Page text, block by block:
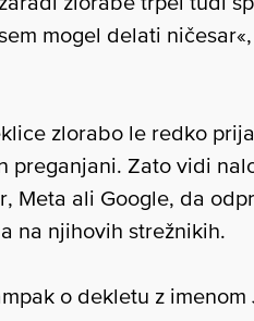
mogel delati
zlorabo le redko
preganjani. Zato vidi
Meta ali Google, da
na njihovih strežnikih.
o dekletu z imenom